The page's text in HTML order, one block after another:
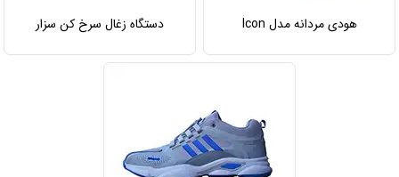
هودی مردانه مدل Icon دستگاه زغال سرخ کن سزار